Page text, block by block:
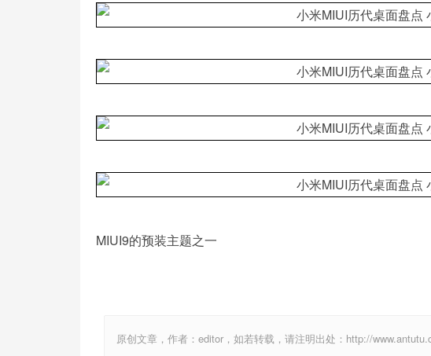
MIUI9的预装主题之一
原创文章，作者：editor，如若转载，请注明出处：http://